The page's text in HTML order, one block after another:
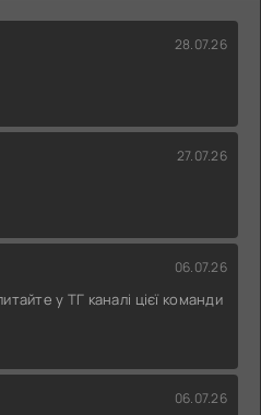
28.07.26
27.07.26
06.07.26
у ТГ каналі цієї команди
06.07.26